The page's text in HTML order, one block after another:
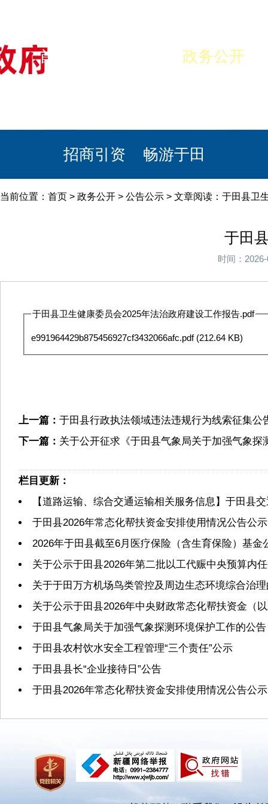
首页 政务公开
招商引资 畅游于田
当前位置： 首页 > 政务公开 > 公告公示 > 文章阅读：于田县卫
于田
时间：
于田县卫生健康委员会2025年法治政府建设工作报告.pdf
e991964429b875456927cf3432066afc.pdf(212.64 KB)
上一篇： 于田县行政执法领域违法违规行为线索征集
下一篇： 关于公开征求《于田县气象局关于加强气象
栏目更新：
【道路运输、综合交通运输相关服务信息】于田县
于田县2026年常态化帮扶资金安排使用情况公告公示
2026年于田县截至6月医疗保险（含生育保险）基金
关于公示于田县2026年第二批以工代赈中央预算内
关于于田万方机场鸟类管控及周边生态环境综合治
关于公示于田县2026年中央财政常态化帮扶资金（
于田县气象局关于加强气象探测环境保护工作的公告
于田县农村饮水安全工程管理“三个责任”公示
于田县县长“企业接待日”公告
于田县2026年常态化帮扶资金安排使用情况公告公示